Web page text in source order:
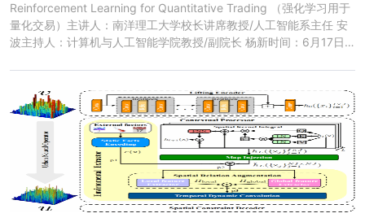
Reinforcement Learning for Quantitative Trading （强化学习用于
量化交易）主讲人：南洋理工大学校长讲席教授/人工智能系主任 安
波主持人：计算机与人工智能学院教授/副院长 杨新时间：6月17日
理工大学校长讲席教授，人工智能系主任，南洋理工大学人工智能研
究院联席院长，...